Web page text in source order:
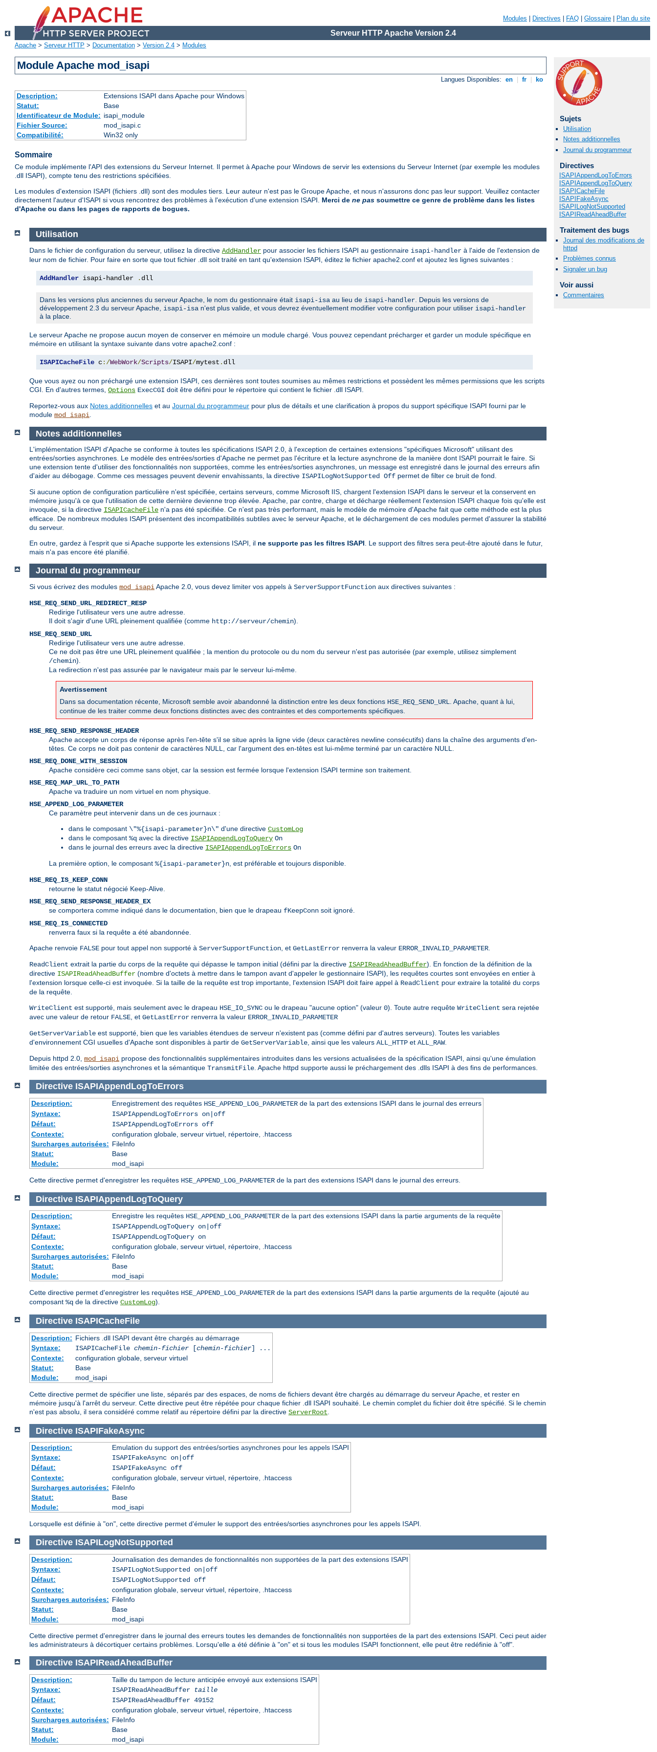
Modules Directives FAQ Glossaire Plan du site
Serveur HTTP Apache Version 2.4
Apache > Serveur HTTP > Documentation > Version 2.4 > Modules
Module Apache mod_isapi
Langues Disponibles: en fr ko
Description:
Extensions ISAPI dans Apache pour Windows
Statut:
Base
Identificateur de Module: isapi_module
Fichier Source:
mod_isapi.c
Compatibilité:
Win32 only
Sommaire
Ce module implémente l'API des extensions du Serveur Internet. Il permet à Apache pour Windows de servir les extensions du Serveur Internet (par exemple les modules
.dll ISAPI), compte tenu des restrictions spécifiées.
Les modules d'extension ISAPI (fichiers .dll) sont des modules tiers. Leur auteur n'est pas le Groupe Apache, et nous n'assurons donc pas leur support. Veuillez contacter
directement l'auteur d'ISAPI si vous rencontrez des problèmes à l'exécution d'une extension ISAPI. Merci de ne pas soumettre ce genre de problème dans les listes
d'Apache ou dans les pages de rapports de bogues.
Sujets
Utilisation
Notes additionnelles
Journal du programmeur
Directives
ISAPIAppendLogToErrors
ISAPIAppendLogToQuery
ISAPICacheFile
ISAPIFakeAsync
ISAPILogNotSupported
ISAPIReadAheadBuffer
Traitement des bugs
Journal des modifications de
httpd
Problèmes connus
Signaler un bug
Voir aussi
Commentaires
Utilisation
Dans le fichier de configuration du serveur, utilisez la directive AddHandler pour associer les fichiers ISAPI au gestionnaire isapi-handler à l'aide de l'extension de
leur nom de fichier. Pour faire en sorte que tout fichier .dll soit traité en tant qu'extension ISAPI, éditez le fichier apache2.conf et ajoutez les lignes suivantes :
AddHandler isapi-handler . dll
Dans les versions plus anciennes du serveur Apache, le nom du gestionnaire était isapi-isa au lieu de isapi-handler . Depuis les versions de
développement 2.3 du serveur Apache, isapi-isa n'est plus valide, et vous devrez éventuellement modifier votre configuration pour utiliser isapi-handler
à la place.
Le serveur Apache ne propose aucun moyen de conserver en mémoire un module chargé. Vous pouvez cependant précharger et garder un module spécifique en
mémoire en utilisant la syntaxe suivante dans votre apache2.conf :
ISAPICacheFile c:/WebWork/Scripts/ISAPI/mytest . dll
Que vous ayez ou non préchargé une extension ISAPI, ces dernières sont toutes soumises au mêmes restrictions et possèdent les mêmes permissions que les scripts
CGI. En d'autres termes, Options ExecCGI doit être défini pour le répertoire qui contient le fichier .dll ISAPI.
Reportez-vous aux Notes additionnelles et au Journal du programmeur pour plus de détails et une clarification à propos du support spécifique ISAPI fourni par le
module mod_isapi
Notes additionnelles
L'implémentation ISAPI d'Apache se conforme à toutes les spécifications ISAPI 2.0, à l'exception de certaines extensions "spécifiques Microsoft" utilisant des
entrées/sorties asynchrones. Le modèle des entrées/sorties d'Apache ne permet pas l'écriture et la lecture asynchrone de la manière dont ISAPI pourrait le faire. Si
une extension tente d'utiliser des fonctionnalités non supportées, comme les entrées/sorties asynchrones, un message est enregistré dans le journal des erreurs afin
d'aider au débogage. Comme ces messages peuvent devenir envahissants, la directive ISAPILogNotSupported Off permet de filter ce bruit de fond.
Si aucune option de configuration particulière n'est spécifiée, certains serveurs, comme Microsoft IIS, chargent l'extension ISAPI dans le serveur et la conservent en
mémoire jusqu'à ce que l'utilisation de cette dernière devienne trop élevée. Apache, par contre, charge et décharge réellement l'extension ISAPI chaque fois qu'elle est
invoquée, si la directive ISAPICacheFile n'a pas été spécifiée. Ce n'est pas très performant, mais le modèle de mémoire d'Apache fait que cette méthode est la plus
efficace. De nombreux modules ISAPI présentent des incompatibilités subtiles avec le serveur Apache, et le déchargement de ces modules permet d'assurer la stabilité
du serveur.
En outre, gardez à l'esprit que si Apache supporte les extensions ISAPI, il ne supporte pas les filtres ISAPI. Le support des filtres sera peut-être ajouté dans le futur,
mais n'a pas encore été planifié.
Journal du programmeur
Si vous écrivez des modules mod_isapiApache 2.0, vous devez limiter vos appels à ServerSupportFunction aux directives suivantes :
HSE_REQ_SEND_URL_REDIRECT_RESP
Redirige l'utilisateur vers une autre adresse.
Il doit s'agir d'une URL pleinement qualifiée (comme http://serveur/chemin).
HSE_REQ_SEND_URL
Redirige l'utilisateur vers une autre adresse.
Ce ne doit pas être une URL pleinement qualifiée ; la mention du protocole ou du nom du serveur n'est pas autorisée (par exemple, utilisez simplement
/chemin).
La redirection n'est pas assurée par le navigateur mais par le serveur lui-même.
Avertissement
Dans sa documentation récente, Microsoft semble avoir abandonné la distinction entre les deux fonctions HSE_REQ_SEND_URL . Apache, quant à lui,
continue de les traiter comme deux fonctions distinctes avec des contraintes et des comportements spécifiques.
HSE_REQ_SEND_RESPONSE_HEADER
Apache accepte un corps de réponse après l'en-tête s'il se situe après la ligne vide (deux caractères newline consécutifs) dans la chaîne des arguments d'en-
têtes. Ce corps ne doit pas contenir de caractères NULL, car l'argument des en-têtes est lui-même terminé par un caractère NULL.
HSE_REQ_DONE_WITH_SESSION
Apache considère ceci comme sans objet, car la session est fermée lorsque l'extension ISAPI termine son traitement.
HSE_REQ_MAP_URL_TO_PATH
Apache va traduire un nom virtuel en nom physique.
HSE_APPEND_LOG_PARAMETER
Ce paramètre peut intervenir dans un de ces journaux :
dans le composant \"%{isapi-parameter}n\" d'une directive CustomLog
dans le composant %q avec la directive ISAPIAppendLogToQuery On
dans le journal des erreurs avec la directive ISAPIAppendLogToErrors On
La première option, le composant %{isapi-parameter}n , est préférable et toujours disponible.
HSE_REQ_IS_KEEP_CONN
retourne le statut négocié Keep-Alive.
HSE_REQ_SEND_RESPONSE_HEADER_EX
se comportera comme indiqué dans le documentation, bien que le drapeau fKeepConn soit ignoré.
HSE_REQ_IS_CONNECTED
renverra faux si la requête a été abandonnée.
Apache renvoie FALSE pour tout appel non supporté à ServerSupportFunction , et GetLastError renverra la valeur ERROR_INVALID_PARAMETER
ReadClient extrait la partie du corps de la requête qui dépasse le tampon initial (défini par la directive ISAPIReadAheadBuffer). En fonction de la définition de la
directive ISAPIReadAheadBuffer (nombre d'octets à mettre dans le tampon avant d'appeler le gestionnaire ISAPI), les requêtes courtes sont envoyées en entier à
l'extension lorsque celle-ci est invoquée. Si la taille de la requête est trop importante, l'extension ISAPI doit faire appel à ReadClient pour extraire la totalité du corps
de la requête.
WriteClient est supporté, mais seulement avec le drapeau HSE_IO_SYNC ou le drapeau "aucune option" (valeur 0). Toute autre requête WriteClient sera rejetée
avec une valeur de retour FALSE , et GetLastError renverra la valeur ERROR_INVALID_PARAMETER
GetServerVariable est supporté, bien que les variables étendues de serveur n'existent pas (comme défini par d'autres serveurs). Toutes les variables
d'environnement CGI usuelles d'Apache sont disponibles à partir de GetServerVariable , ainsi que les valeurs ALL_HTTP et ALL_RAW.
Depuis httpd 2.0, mod_isapi propose des fonctionnalités supplémentaires introduites dans les versions actualisées de la spécification ISAPI, ainsi qu'une émulation
limitée des entrées/sorties asynchrones et la sémantique TransmitFile . Apache httpd supporte aussi le préchargement des .dlls ISAPI à des fins de performances.
Directive ISAPIAppendLogToErrors
Description: Enregistrement des requêtes HSE_APPEND_LOG_PARAMETERde la part des extensions ISAPI dans le journal des erreurs
Syntaxe:
ISAPIAppendLogToErrors on|off
Défaut:
ISAPIAppendLogToErrors off
Contexte:
configuration globale, serveur virtuel, répertoire, .htaccess
Surcharges autorisées: FileInfo
Statut:
Base
Module:
mod_isapi
Cette directive permet d'enregistrer les requêtes HSE_APPEND_LOG_PARAMETER de la part des extensions ISAPI dans le journal des erreurs.
Directive ISAPIAppendLogToQuery
Description: Enregistre les requêtes HSE_APPEND_LOG_PARAMETERde la part des extensions ISAPI dans la partie arguments de la requête
Syntaxe:
ISAPIAppendLogToQuery on|off
Défaut:
ISAPIAppendLogToQuery on
Contexte:
configuration globale, serveur virtuel, répertoire, .htaccess
Surcharges autorisées: FileInfo
Statut:
Base
Module:
mod_isapi
Cette directive permet d'enregistrer les requêtes HSE_APPEND_LOG_PARAMETER de la part des extensions ISAPI dans la partie arguments de la requête (ajouté au
composant %q de la directive CustomLog).
Directive ISAPICacheFile
Description: Fichiers .dll ISAPI devant être chargés au démarrage
Syntaxe:
ISAPICacheFile chemin-fichier[chemin-fichier] ...
Contexte:
configuration globale, serveur virtuel
Statut:
Base
Module:
mod_isapi
Cette directive permet de spécifier une liste, séparés par des espaces, de noms de fichiers devant être chargés au démarrage du serveur Apache, et rester en
mémoire jusqu'à l'arrêt du serveur. Cette directive peut être répétée pour chaque fichier .dll ISAPI souhaité. Le chemin complet du fichier doit être spécifié. Si le chemin
n'est pas absolu, il sera considéré comme relatif au répertoire défini par la directive ServerRoot
Directive ISAPIFakeAsync
Description:
Emulation du support des entrées/sorties asynchrones pour les appels ISAPI
Syntaxe:
ISAPIFakeAsync on|off
Défaut:
ISAPIFakeAsync off
Contexte:
configuration globale, serveur virtuel, répertoire, .htaccess
Surcharges autorisées: FileInfo
Statut:
Base
Module:
mod_isapi
Lorsquelle est définie à "on", cette directive permet d'émuler le support des entrées/sorties asynchrones pour les appels ISAPI.
Directive ISAPILogNotSupported
Description:
Journalisation des demandes de fonctionnalités non supportées de la part des extensions ISAPI
Syntaxe:
ISAPILogNotSupported on|off
Défaut:
ISAPILogNotSupported off
Contexte:
configuration globale, serveur virtuel, répertoire, .htaccess
Surcharges autorisées: FileInfo
Statut:
Base
Module:
mod_isapi
Cette directive permet d'enregistrer dans le journal des erreurs toutes les demandes de fonctionnalités non supportées de la part des extensions ISAPI. Ceci peut aider
les administrateurs à décortiquer certains problèmes. Lorsqu'elle a été définie à "on" et si tous les modules ISAPI fonctionnent, elle peut être redéfinie à "off".
Directive ISAPIReadAheadBuffer
Description:
Taille du tampon de lecture anticipée envoyé aux extensions ISAPI
Syntaxe:
ISAPIReadAheadBuffer
taille
Défaut:
ISAPIReadAheadBuffer 49152
Contexte:
configuration globale, serveur virtuel, répertoire, .htaccess
Surcharges autorisées: FileInfo
Statut:
Base
Module:
mod_isapi